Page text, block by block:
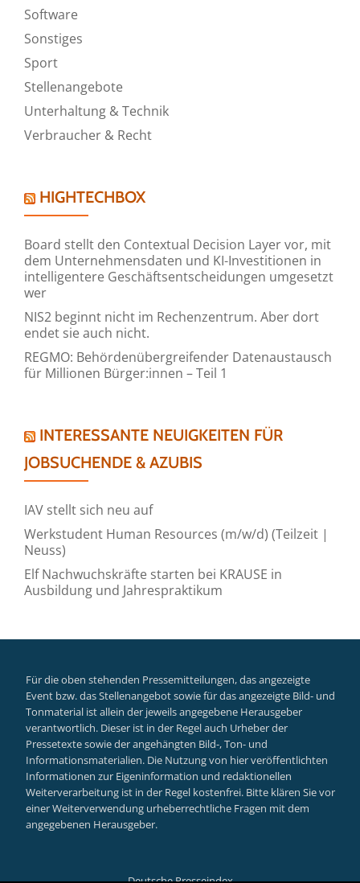
Software
Sonstiges
Sport
Stellenangebote
Unterhaltung & Technik
Verbraucher & Recht
HIGHTECHBOX
Board stellt den Contextual Decision Layer vor, mit
dem Unternehmensdaten und KI-Investitionen in
intelligentere Geschäftsentscheidungen umgesetzt
wer
NIS2 beginnt nicht im Rechenzentrum. Aber dort
endet sie auch nicht.
REGMO: Behördenübergreifender Datenaustausch
für Millionen Bürger:innen – Teil 1
INTERESSANTE NEUIGKEITEN FÜR
JOBSUCHENDE & AZUBIS
IAV stellt sich neu auf
Werkstudent Human Resources (m/w/d) (Teilzeit |
Neuss)
Elf Nachwuchskräfte starten bei KRAUSE in
Ausbildung und Jahrespraktikum
Für die oben stehenden Pressemitteilungen, das angezeigte
Event bzw. das Stellenangebot sowie für das angezeigte Bild- und
Tonmaterial ist allein der jeweils angegebene Herausgeber
verantwortlich. Dieser ist in der Regel auch Urheber der
Pressetexte sowie der angehängten Bild-, Ton- und
Informationsmaterialien. Die Nutzung von hier veröffentlichten
Informationen zur Eigeninformation und redaktionellen
Weiterverarbeitung ist in der Regel kostenfrei. Bitte klären Sie vor
einer Weiterverwendung urheberrechtliche Fragen mit dem
angegebenen Herausgeber.